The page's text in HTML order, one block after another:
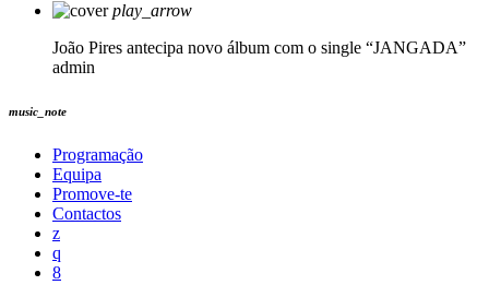
play_arrow
João Pires antecipa novo álbum com o single “JANGADA”
admin
music_note
Programação
Equipa
Promove-te
Contactos